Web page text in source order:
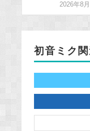
2026年8
初音ミク